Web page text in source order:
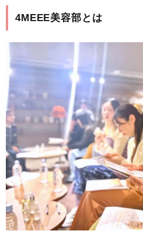
4MEEE美容部とは